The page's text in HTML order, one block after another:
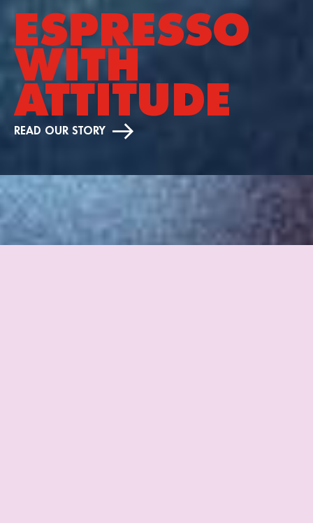
ESPRESSO
WITH
ATTITUDE
READ OUR STORY